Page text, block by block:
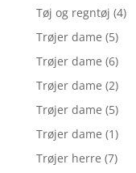
Tøj og regntøj (4)
Trøjer dame (5)
Trøjer dame (6)
Trøjer dame (2)
Trøjer dame (5)
Trøjer dame (1)
Trøjer herre (7)